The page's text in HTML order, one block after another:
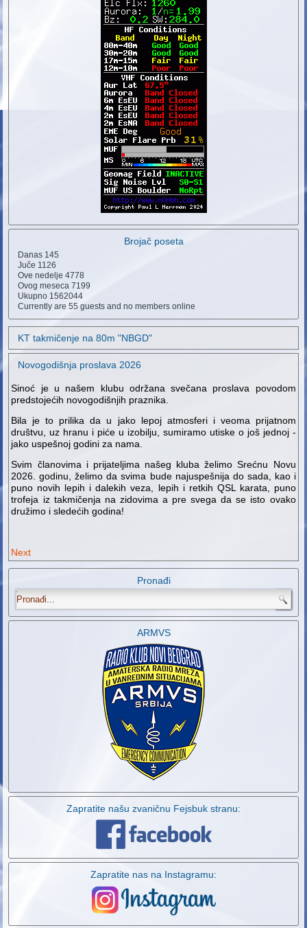
Brojač poseta
Danas 145
Juče 1126
Ove nedelje4778
Ovog meseca7199
Ukupno 1562044
Currently are 55 guests and no members online
KT takmičenje na 80m "NBGD"
Novogodišnja proslava 2026
Sinoć je u našem klubu održana svečana proslava povodom
predstojećih novogodišnjih praznika.
Bila je to prilika da u jako lepoj atmosferi i veoma prijatnom
društvu, uz hranu i piće u izobilju, sumiramo utiske o još jednoj -
jako uspešnoj godini za nama.
Svim članovima i prijateljima našeg kluba želimo Srećnu Novu
2026. godinu, želimo da svima bude najuspešnija do sada, kao i
puno novih lepih i dalekih veza, lepih i retkih QSL karata, puno
trofeja iz takmičenja na zidovima a pre svega da se isto ovako
družimo i sledećih godina!
Next
Pronađi
.
ARMVS
Zapratite našu zvaničnu Fejsbuk stranu:
Zapratite nas na Instagramu: